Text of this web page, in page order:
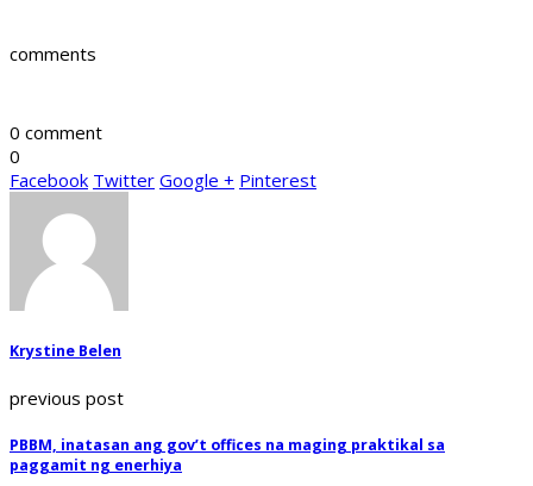
comments
0 comment
0
Facebook Twitter Google + Pinterest
Krystine Belen
previous post
PBBM, inatasan ang gov’t offices na maging praktikal sa
paggamit ng enerhiya